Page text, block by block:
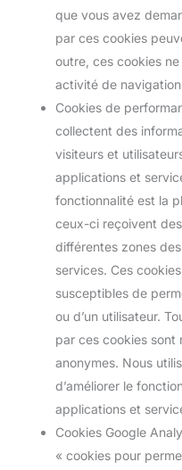
que vous avez
par ces cookies
outre, ces cookies
activité de
Cookies de
collectent des
visiteurs et
applications et
fonctionnalité est la
ceux-ci reçoivent
différentes zones
services. Ces
susceptibles de
ou d’un utilisateur.
par ces cookies sont
anonymes. Nous
d’améliorer le
applications et
Cookies Google
« cookies pour